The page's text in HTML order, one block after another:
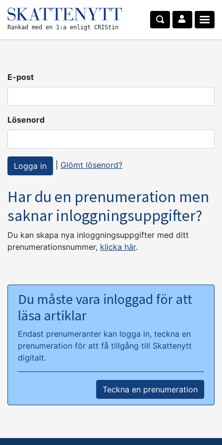
Rankad med en 1:a enligt CRIStin
E-post
Lösenord
Glömt lösenord?
Har du en prenumeration men
saknar inloggningsuppgifter?
Du kan skapa nya inloggningsuppgifter med ditt
prenumerationsnummer, klicka här.
Du måste vara inloggad för att
läsa artiklar
Endast prenumeranter kan logga in, teckna en
prenumeration för att få tillgång till Skattenytt
digitalt.
Teckna en prenumeration